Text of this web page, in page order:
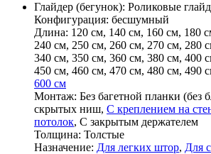
Глайдер (бегунок): Роликовые
Конфигурация: бесшумный
Длина: 120 см, 140 см, 160 см, 180
240 см, 250 см, 260 см, 270 см, 280
340 см, 350 см, 360 см, 380 см, 400
450 см, 460 см, 470 см, 480 см, 490
600 см
Монтаж: Без багетной планки (без
скрытых ниш, С креплением на
потолок, С закрытым держателем
Толщина: Толстые
Назначение: Для легких штор, Для